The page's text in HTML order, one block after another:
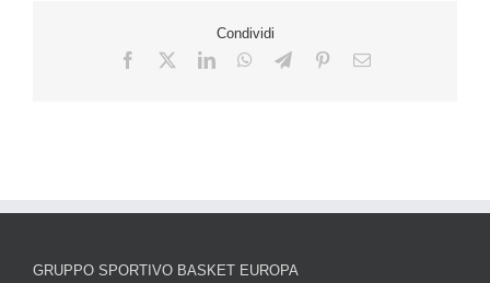
Condividi
GRUPPO SPORTIVO BASKET EUROPA